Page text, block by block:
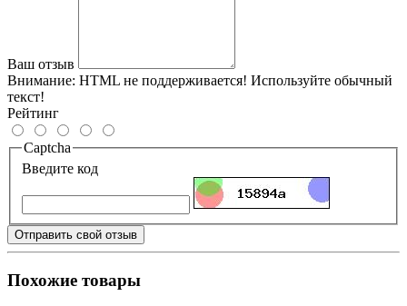
Ваш отзыв
Внимание: HTML не поддерживается! Используйте обычный
текст!
Рейтинг
Captcha
Введите код
Отправить свой отзыв
Похожие товары